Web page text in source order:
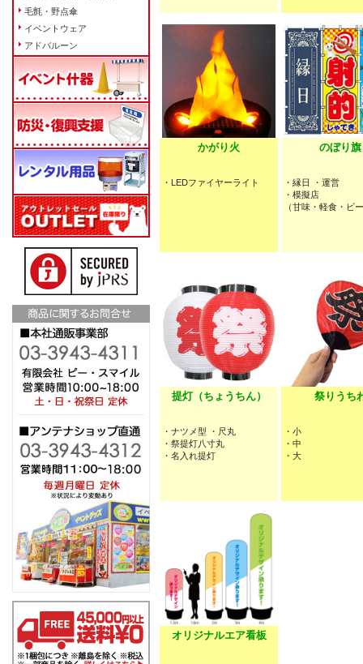
かがり火
・LEDファイヤーライト
のぼり旗
・縁日 ・運営
・模擬店
（甘味・軽食・ビ
提灯（ちょうちん）
・ナツメ型 ・尺丸
・祭提灯八寸丸
・名入れ提灯
祭りうち
・小
・中
・大
オリジナルエア看板
毛氈・野点傘
イベントウェア
アドバルーン